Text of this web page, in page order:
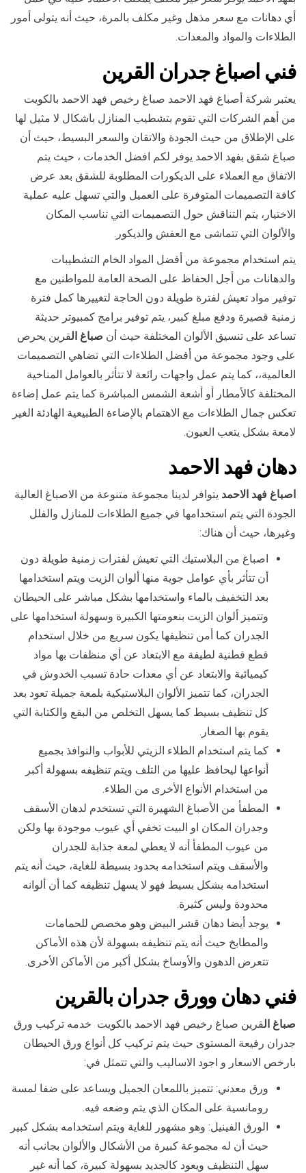
أي دهانات مع سعر مذهل وغير مكلف بالمرة، حيث أنه يتولى أمور
الطلاءات والمواد والمعدات.
فني اصباغ جدران القرين
يعتبر شركة أصباغ فهد الاحمد صباغ رخيص فهد الاحمد بالكويت
من أهم الشركات التي تقوم بتشطيب المنازل باشكال لا مثيل لها
على الإطلاق من حيث الجودة والاتقان والسعر البسيط، حيث أن
صباغ شقق بفهد الاحمد يوفر لكم افضل الخدمات ، حيث يتم
الاتفاق مع العملاء على الديكورات المطلوبة للشقق بعد عرض
كافة التصميمات المتوفرة على العميل والتي تسهل عليه عملية
الاختيار، يتم التناقش حول التصميمات التي تناسب المكان
والألوان التي تتماشى مع العفش والديكور.
يتم استخدام مجموعة من أفضل المواد الخام التشطيبات
والدهانات من أجل الحفاظ على الصحة العامة للمواطنين مع
توفير مواد تعيش لفترة طويلة دون الحاجة لتغييرها كمل فترة
زمنية قصيرة ودفع مبلغ كبير، يتم توفير برامج كمبيوتر حديثة
تساعد على تنسيق الألوان المختلفة حيث أن صباغ القرين يحرص
على وجود مجموعة من أفضل الطلاءات التي تضاهي التصميمات
العالمية،، كما يتم عمل واجهات رائعة لا تتأثر بالعوامل المناخية
المختلفة كالأمطار أو أشعة الشمس المباشرة كما يتم عمل إضاءة
تعكس جمال الطلاءات مع الاهتمام بالإضاءة الطبيعية الهادئة الغير
لامعة بشكل يتعب العيون.
دهانفهد الاحمد
اصباغ فهد الاحمد يتوافر لدينا مجموعة متنوعة من الاصباغ العالية
الجودة التي يتم استخدامها في جميع الطلاءات للمنازل والفلل
وغيرها، حيث أن هناك:
اصباغ من البلاستيك التي تعيش لفترات زمنية طويلة دون
أن تتأثر بأي عوامل جوية منها ألوان الزيت ويتم استخدامها
بعد التخفيف بالماء واستخدامها بشكل مباشر على الحيطان
وتتميز ألوان الزيت بنعومتها الكبيرة وسهولة استخدامها على
الجدران كما أمن تنظيفها يكون سريع من خلال استخدام
قطع قطنية لطيفة مع الابتعاد عن أي منظفات بها مواد
كيميائية والابتعاد عن أي معدات حادة تسبب الخدوش في
الجدران، كما تتميز الألوان البلاستيكية بلمعة جميلة تعود بعد
كل تنظيف بسيط كما يسهل التخلص من البقع والكتابة التي
يقوم بها الصغار.
كما يتم استخدام الطلاء الزيتي للأبواب والنوافذ بجميع
أنواعها ليحافظ عليها من التلف ويتم تنظيفه بسهولة أكبر
من استخدام الأنواع الأخرى من الطلاء.
المطفأ من الأصباغ الشهيرة التي تستخدم لدهان الأسقف
وجدران المكان او البيت تخفي أي عيوب موجودة بها ولكن
من عيوب المطفأ أنه لا يعطي لمعة جذابة للجدران
والأسقف ويتم استخدامه بحدود بسيطة للغاية، حيث أنه يتم
استخدامه بشكل بسيط فهو لا يسهل تنظيفه كما أن ألوانه
محدودة وليس كثيرة.
يوجد أيضا دهان قشر البيض وهو مخصص للحمامات
والمطابخ حيث أنه يتم تنظيفه بسهولة لأن هذه الأماكن
تتعرض الدهون والأوساخ بشكل أكبر من الأماكن الأخرى.
فني دهان وورق جدران بالقرين
صباغ القرين صباغ رخيص فهد الاحمد بالكويت خدمه تركيب ورق
جدران رفيعة المستوى حيث يتم تركيب كل أنواع ورق الحيطان
بارخص الاسعار و اجود الاساليب والتي تتمثل في:
ورق معدني: تتميز باللمعان الجميل ويساعد على ضفا لمسة
رومانسية على المكان الذي يتم وضعه فيه.
الورق الفينيل: وهو مشهور للغاية ويتم استخدامه بشكل كبير
حيث أن له مجموعة كبيرة من الأشكال والألوان بجانب أنه
سهل التنظيف ويعود كالجديد بسهولة كبيرة، كما أنه غير